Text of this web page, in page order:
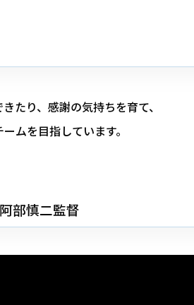
たり、感謝の気持ちを育て、
ムを目指しています。
部慎二監督